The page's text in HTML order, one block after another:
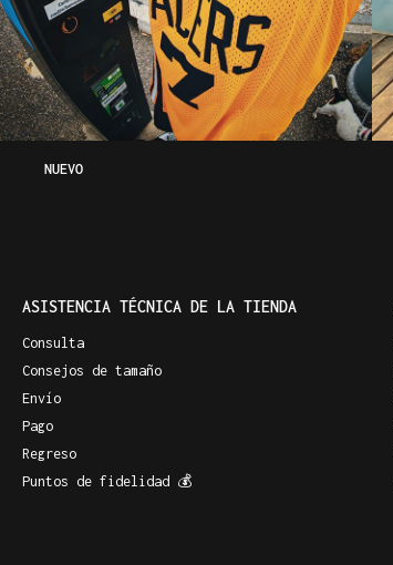
NUEVO
ASISTENCIA TÉCNICA DE LA TIENDA
Consulta
Consejos de tamaño
Envío
Pago
Regreso
Puntos de fidelidad 💰